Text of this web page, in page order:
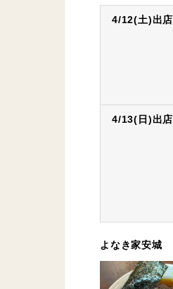
4/12(土)出店
4/13(日)出店
よなき家安城